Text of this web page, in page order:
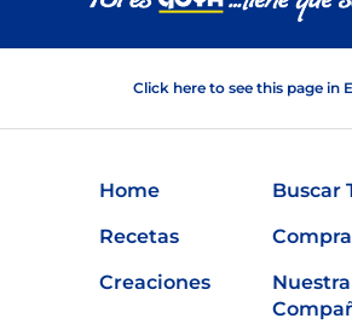
Click here to see this page in
Home
Buscar
Recetas
Creaciones
Nuestra